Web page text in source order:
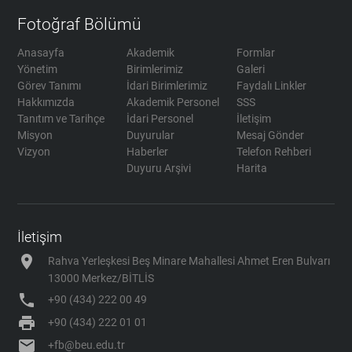
Fotoğraf Bölümü
Anasayfa
Yönetim
Görev Tanımı
Hakkımızda
Tanıtım ve Tarihçe
Misyon
Vizyon
Akademik
Birimlerimiz
İdari Birimlerimiz
Akademik Personel
İdari Personel
Duyurular
Haberler
Duyuru Arşivi
Formlar
Galeri
Faydalı Linkler
SSS
İletişim
Mesaj Gönder
Telefon Rehberi
Harita
İletişim
location_on
Rahva Yerleşkesi Beş Minare Mahallesi Ahmet Eren Bulvarı
13000 Merkez/BİTLİS
phone +90 (434) 222 00 49
print +90 (434) 222 01 01
mail +fb@beu.edu.tr